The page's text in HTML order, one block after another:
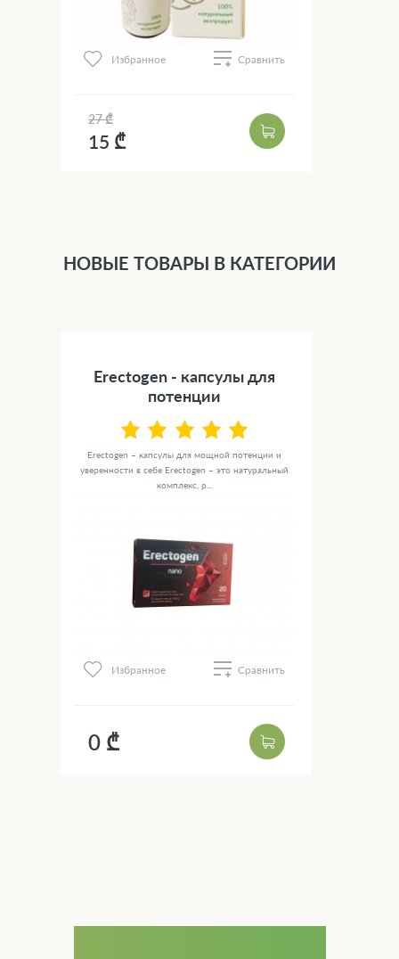
Избранное Сравнить
27 ₾
15 ₾
НОВЫЕ ТОВАРЫ В КАТЕГОРИИ
Erectogen - капсулы для
потенции
Erectogen – капсулы для мощной потенции и
уверенности в себе Erectogen – это натуральный
комплекс, р...
Избранное Сравнить
0 ₾